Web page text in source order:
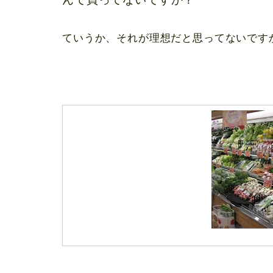
ていうか、それが理想だと思ってないです